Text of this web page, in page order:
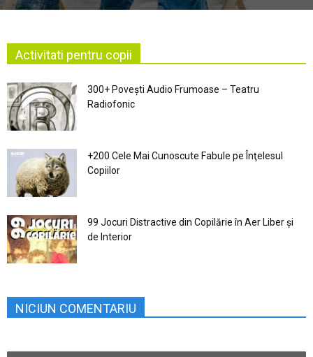
Activitati pentru copii
300+ Povești Audio Frumoase – Teatru
Radiofonic
+200 Cele Mai Cunoscute Fabule pe Înţelesul
Copiilor
99 Jocuri Distractive din Copilărie în Aer Liber şi
de Interior
NICIUN COMENTARIU